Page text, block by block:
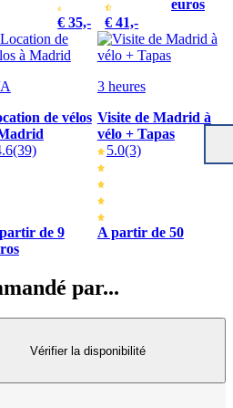
€ 35,- € 41,-
euros
de vélos
(39)
de 9
3 heures
Visite de Madrid à
vélo + Tapas
5.0(3)
A partir de 50
par...
Vérifier la disponibilité